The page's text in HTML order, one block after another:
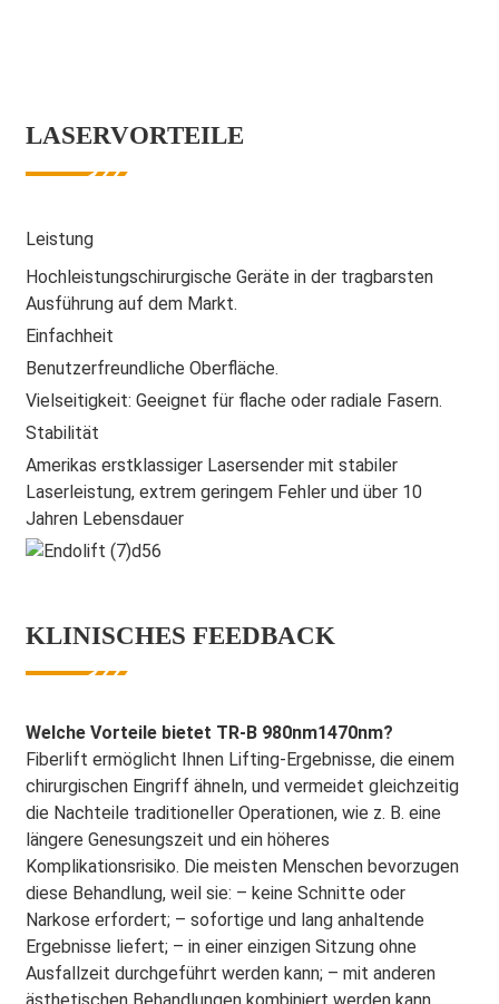
LASERVORTEILE
Leistung
Hochleistungschirurgische Geräte in der tragbarsten
Ausführung auf dem Markt.
Einfachheit
Benutzerfreundliche Oberfläche.
Vielseitigkeit: Geeignet für flache oder radiale Fasern.
Stabilität
Amerikas erstklassiger Lasersender mit stabiler
Laserleistung, extrem geringem Fehler und über 10
Jahren Lebensdauer
KLINISCHES FEEDBACK
Welche Vorteile bietet TR-B 980nm1470nm?
Fiberlift ermöglicht Ihnen Lifting-Ergebnisse, die einem
chirurgischen Eingriff ähneln, und vermeidet gleichzeitig
die Nachteile traditioneller Operationen, wie z. B. eine
längere Genesungszeit und ein höheres
Komplikationsrisiko. Die meisten Menschen bevorzugen
diese Behandlung, weil sie: – keine Schnitte oder
Narkose erfordert; – sofortige und lang anhaltende
Ergebnisse liefert; – in einer einzigen Sitzung ohne
Ausfallzeit durchgeführt werden kann; – mit anderen